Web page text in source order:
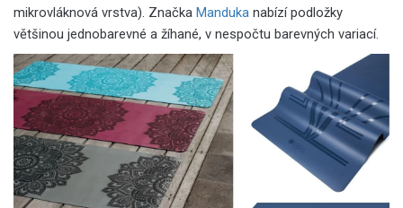
mikrovláknová vrstva). Značka Manduka nabízí podložky
většinou jednobarevné a žíhané, v nespočtu barevných variací.